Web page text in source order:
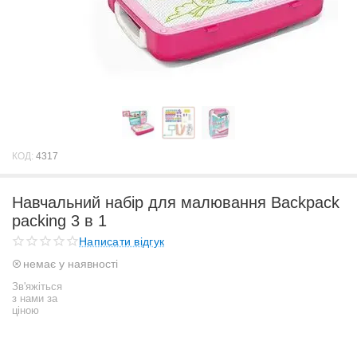
КОД: 4317
Навчальний набір для малювання Backpack
packing 3 в 1
Написати відгук
немає у наявності
Зв'яжіться
з нами за
ціною